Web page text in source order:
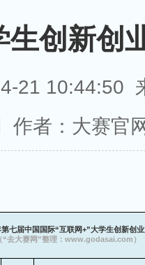
生创新创
21 10:44:50
作者：大赛官
第七届中国国际“互联网+”大学生创新创
（“去大赛网”整理：www.godasai.com）